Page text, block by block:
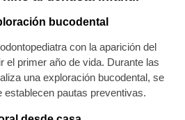
bucodental
con laaparición del
el primer año de vida. Durante las
unaexploración bucodental, se
establecen pautas preventivas.